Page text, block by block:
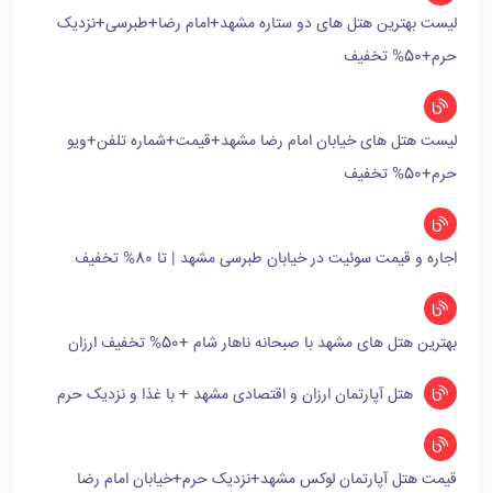
لیست بهترین هتل های دو ستاره مشهد+امام رضا+طبرسی+نزدیک
حرم+50% تخفیف
لیست هتل های خیابان امام رضا مشهد+قیمت+شماره تلفن+ویو
حرم+50% تخفیف
اجاره و قیمت سوئیت در خیابان طبرسی مشهد | تا 80% تخفیف
بهترین هتل های مشهد با صبحانه ناهار شام +50% تخفیف ارزان
هتل آپارتمان ارزان و اقتصادی مشهد + با غذا و نزدیک حرم
قیمت هتل آپارتمان لوکس مشهد+نزدیک حرم+خیابان امام رضا